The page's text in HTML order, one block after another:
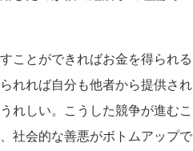
ことができればお金を得られる
れれば自分も他者から提供され
れしい。こうした競争が進むこ
社会的な善悪がボトムアップで